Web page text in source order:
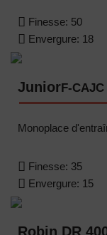
Finesse: 50
Envergure: 18
JuniorF-CAJC
Monoplace
Finesse: 35
Envergure: 15
Robin DR